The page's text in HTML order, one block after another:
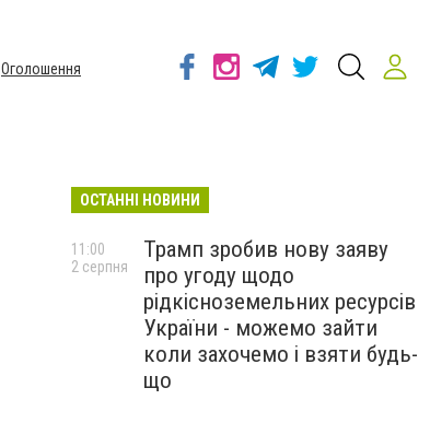
Оголошення
ОСТАННІ НОВИНИ
Трамп зробив нову заяву
про угоду щодо
рідкісноземельних ресурсів
України - можемо зайти
коли захочемо і взяти будь-
що
11:00
2 серпня